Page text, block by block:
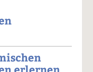
erlernen